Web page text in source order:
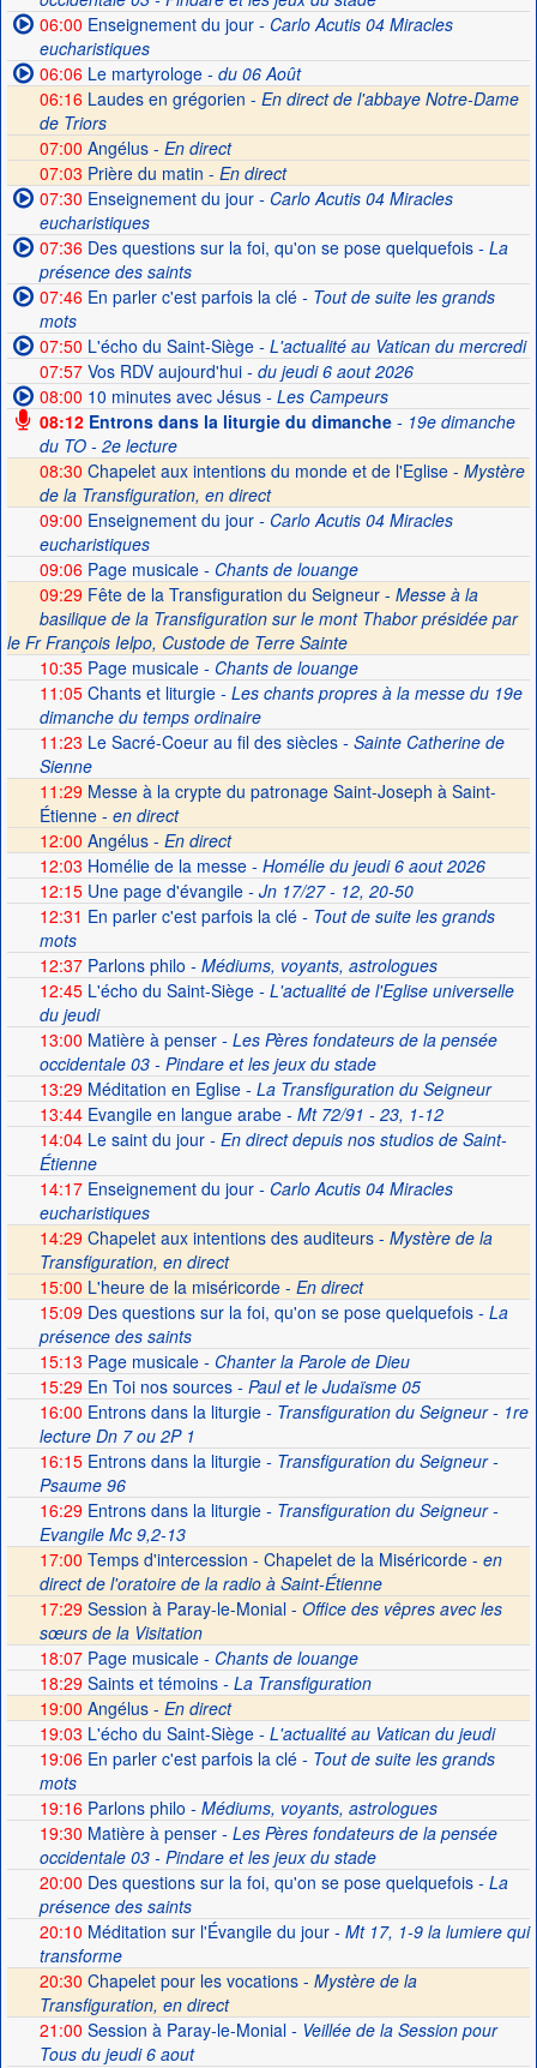
06:00 Enseignement du jour- Carlo Acutis 04 Miracles
eucharistiques
06:06Le martyrologe- du 06 Août
06:16 Laudes en grégorien - En direct de l'abbaye Notre-Dame
de Triors
07:00 Angélus - En direct
07:03 Prière du matin - En direct
07:30 Enseignement du jour- Carlo Acutis 04 Miracles
eucharistiques
07:36Des questions sur la foi, qu'on se pose quelquefois- La
présence des saints
07:46En parler c'est parfois la clé- Tout de suite les grands
mots
07:50 L'écho du Saint-Siège- L'actualité au Vatican du mercredi
07:57Vos RDV aujourd'hui- du jeudi 6 aout 2026
08:00 10 minutes avec Jésus- Les Campeurs
08:12Entrons dans la liturgie du dimanche- 19e dimanche
du TO - 2e lecture
08:30 Chapelet aux intentions du monde et de l'Eglise - Mystère
de la Transfiguration, en direct
09:00 Enseignement du jour- Carlo Acutis 04 Miracles
eucharistiques
09:06Page musicale- Chants de louange
09:29 Fête de la Transfiguration du Seigneur - Messe à la
basilique de la Transfiguration sur le mont Thabor présidée par
le Fr François Ielpo, Custode de Terre Sainte
10:35Page musicale- Chants de louange
11:05Chants et liturgie- Les chants propres à la messe du 19e
dimanche du temps ordinaire
11:23 Le Sacré-Coeur au fil des siècles- Sainte Catherine de
Sienne
11:29 Messe à la crypte du patronage Saint-Joseph à Saint-
Étienne - en direct
12:00 Angélus - En direct
12:03 Homélie de la messe- Homélie du jeudi 6 aout 2026
12:15Une page d'évangile- Jn 17/27 - 12, 20-50
12:31 En parler c'est parfois la clé- Tout de suite les grands
mots
12:37Parlons philo - Médiums, voyants, astrologues
12:45L'écho du Saint-Siège- L'actualité de l'Eglise universelle
du jeudi
13:00 Matière à penser- Les Pères fondateurs de la pensée
occidentale 03 - Pindare et les jeux du stade
13:29Méditation en Eglise- La Transfiguration du Seigneur
13:44Evangile en langue arabe- Mt 72/91 - 23, 1-12
14:04Le saint du jour- En direct depuis nos studios de Saint-
Étienne
14:17Enseignement du jour- Carlo Acutis 04 Miracles
eucharistiques
14:29 Chapelet aux intentions des auditeurs - Mystère de la
Transfiguration, en direct
15:00 L'heure de la miséricorde - En direct
15:09Des questions sur la foi, qu'on se pose quelquefois- La
présence des saints
15:13 Page musicale- Chanter la Parole de Dieu
15:29En Toi nos sources- Paul et le Judaïsme 05
16:00 Entrons dans la liturgie- Transfiguration du Seigneur - 1re
lecture Dn 7 ou 2P 1
16:15Entrons dans la liturgie- Transfiguration du Seigneur -
Psaume 96
16:29Entrons dans la liturgie- Transfiguration du Seigneur -
Evangile Mc 9,2-13
17:00 Temps d'intercession - Chapelet de la Miséricorde - en
direct de l'oratoire de la radio à Saint-Étienne
17:29 Session à Paray-le-Monial - Office des vêpres avec les
sœurs de la Visitation
18:07Page musicale- Chants de louange
18:29Saints et témoins- La Transfiguration
19:00 Angélus - En direct
19:03 L'écho du Saint-Siège- L'actualité au Vatican du jeudi
19:06En parler c'est parfois la clé- Tout de suite les grands
mots
19:16Parlons philo - Médiums, voyants, astrologues
19:30 Matière à penser- Les Pères fondateurs de la pensée
occidentale 03 - Pindare et les jeux du stade
20:00 Des questions sur la foi, qu'on se pose quelquefois- La
présence des saints
20:10 Méditation sur l'Évangile du jour- Mt 17, 1-9 la lumiere qui
transforme
20:30 Chapelet pour les vocations - Mystère de la
Transfiguration, en direct
21:00 Session à Paray-le-Monial- Veillée de la Session pour
Tous du jeudi 6 aout